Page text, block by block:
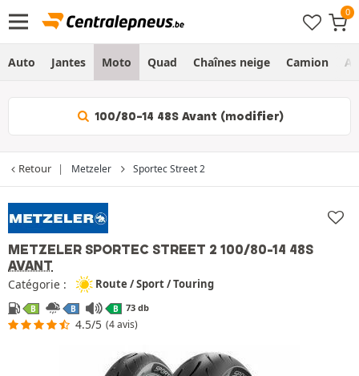
Auto Jantes Moto Quad Chaînes neige Camion
100/80-14 48S Avant (modifier)
Retour Metzeler Sportec Street 2
METZELER SPORTEC STREET 2 100/80-14 48S
AVANT
Catégorie : Route / Sport / Touring
B B B 73 db
4.5/5 (4 avis)